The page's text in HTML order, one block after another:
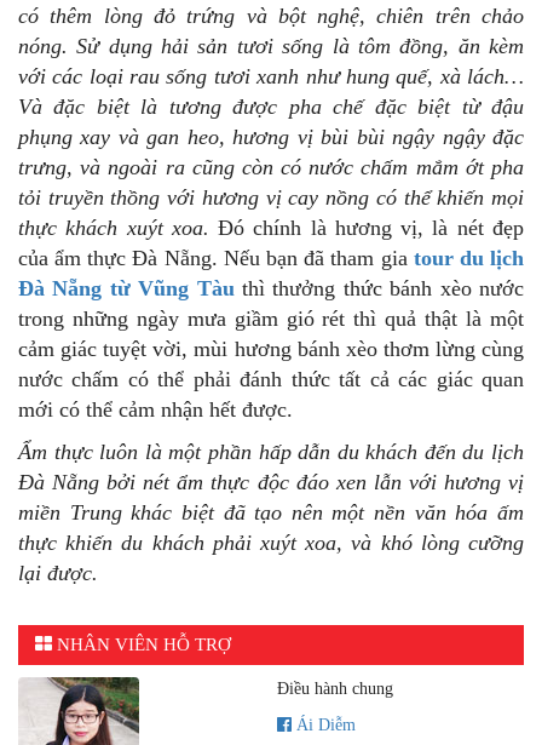
có thêm lòng đỏ trứng và bột nghệ, chiên trên chảo
nóng. Sử dụng hải sản tươi sống là tôm đồng, ăn kèm
với các loại rau sống tươi xanh như hung quế, xà lách…
Và đặc biệt là tương được pha chế đặc biệt từ đậu
phụng xay và gan heo, hương vị bùi bùi ngậy ngậy đặc
trưng, và ngoài ra cũng còn có nước chấm mắm ớt pha
tỏi truyền thồng với hương vị cay nồng có thể khiến mọi
thực khách xuýt xoa. Đó chính là hương vị, là nét đẹp
của ẩm thực Đà Nẵng. Nếu bạn đã tham gia tour du lịch
Đà Nẵng từ Vũng Tàuthì thưởng thức bánh xèo nước
trong những ngày mưa giầm gió rét thì quả thật là một
cảm giác tuyệt vời, mùi hương bánh xèo thơm lừng cùng
nước chấm có thể phải đánh thức tất cả các giác quan
mới có thể cảm nhận hết được.
Ẩm thực luôn là một phần hấp dẫn du khách đến du lịch
Đà Nẵng bởi nét ẩm thực độc đáo xen lẫn với hương vị
miền Trung khác biệt đã tạo nên một nền văn hóa ấm
thực khiến du khách phải xuýt xoa, và khó lòng cưỡng
lại được.
NHÂN VIÊN HỖ TRỢ
Điều hành chung
Ái Diễm